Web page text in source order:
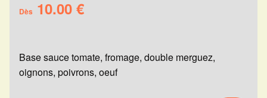
Dès 10.00 €
Base sauce tomate, fromage, double merguez,
oignons, poivrons, oeuf